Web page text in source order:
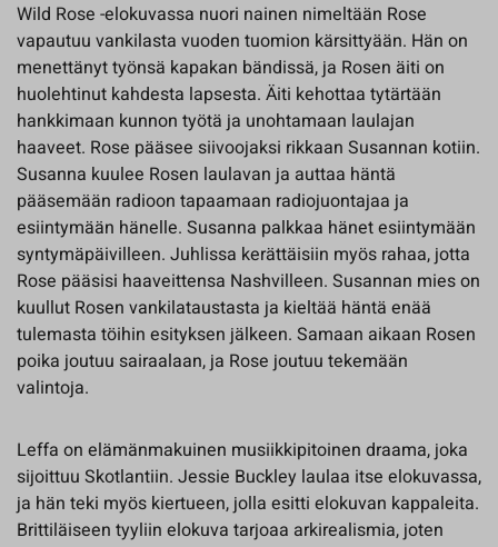
Wild Rose -elokuvassa nuori nainen nimeltään Rose
vapautuu vankilasta vuoden tuomion kärsittyään. Hän on
menettänyt työnsä kapakan bändissä, ja Rosen äiti on
huolehtinut kahdesta lapsesta. Äiti kehottaa tytärtään
hankkimaan kunnon työtä ja unohtamaan laulajan
haaveet. Rose pääsee siivoojaksi rikkaan Susannan kotiin.
Susanna kuulee Rosen laulavan ja auttaa häntä
pääsemään radioon tapaamaan radiojuontajaa ja
esiintymään hänelle. Susanna palkkaa hänet esiintymään
syntymäpäivilleen. Juhlissa kerättäisiin myös rahaa, jotta
Rose pääsisi haaveittensa Nashvilleen. Susannan mies on
kuullut Rosen vankilataustasta ja kieltää häntä enää
tulemasta töihin esityksen jälkeen. Samaan aikaan Rosen
poika joutuu sairaalaan, ja Rose joutuu tekemään
valintoja.
Leffa on elämänmakuinen musiikkipitoinen draama, joka
sijoittuu Skotlantiin. Jessie Buckley laulaa itse elokuvassa,
ja hän teki myös kiertueen, jolla esitti elokuvan kappaleita.
Brittiläiseen tyyliin elokuva tarjoaa arkirealismia, joten